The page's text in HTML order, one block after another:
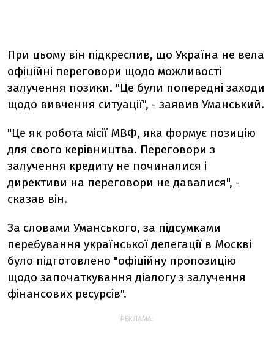
При цьому він підкреслив, що Україна не вела
офіційні переговори щодо можливості
залучення позики. "Це були попередні заходи
щодо вивчення ситуації", - заявив Уманський.
"Це як робота місії МВФ, яка формує позицію
для свого керівництва. Переговори з
залучення кредиту не починалися і
директиви на переговори не давалися", -
сказав він.
За словами Уманського, за підсумками
перебування української делегації в Москві
було підготовлено "офіційну пропозицію
щодо започаткування діалогу з залучення
фінансових ресурсів".
РЕКЛАМА: